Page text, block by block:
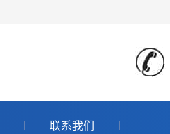
联系我们